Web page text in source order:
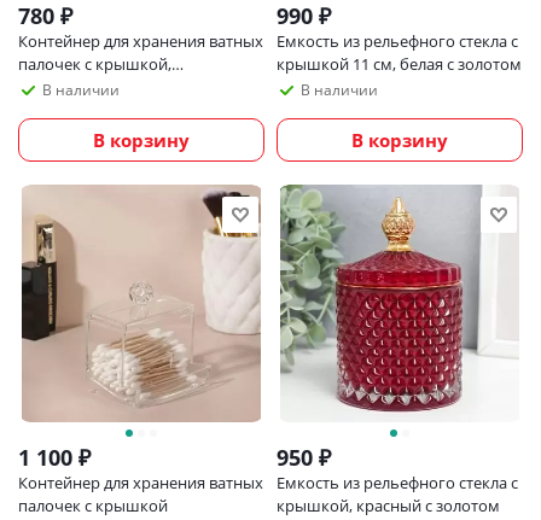
780 ₽
Контейнер для хранения ватных
палочек с крышкой,
прозрачный
В наличии
В корзину
990 ₽
Емкость из рельефного стекла с
крышкой 11 см, белая с золотом
В наличии
В корзину
1 100 ₽
Контейнер для хранения ватных
палочек с крышкой
950 ₽
Емкость из рельефного стекла с
крышкой, красный с золотом